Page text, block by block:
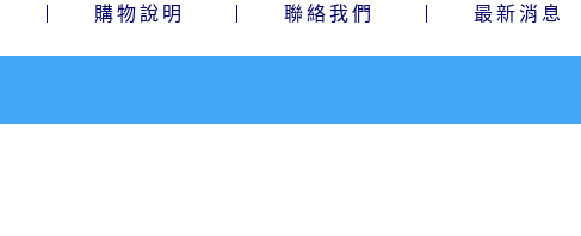
購物說明 聯絡我們 最新消息